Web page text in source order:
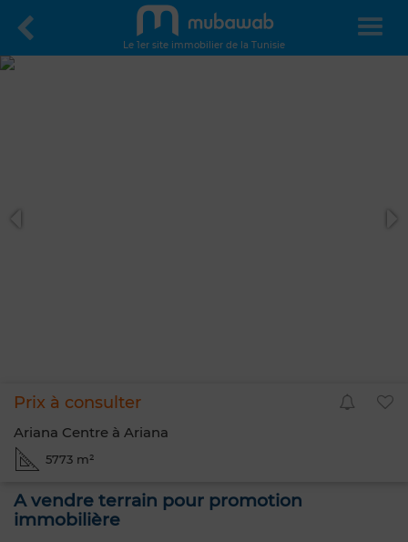
Le 1er site immobilier de la Tunisie
Prix à consulter
Ariana Centre à Ariana
5773 m²
A vendre terrain pour promotion
immobilière